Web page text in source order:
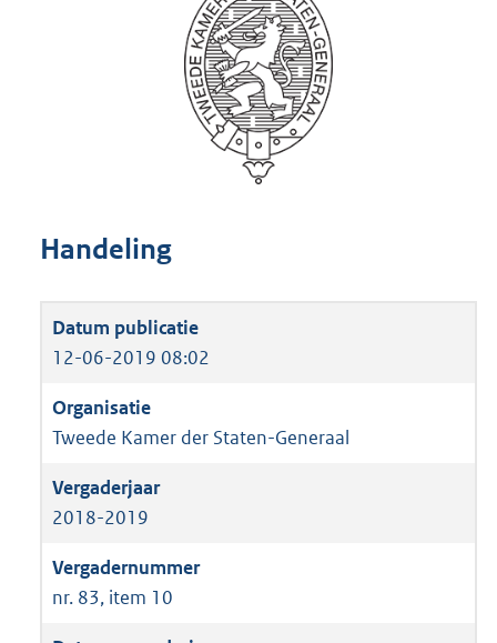
Handeling
12-06-2019 08:02
Tweede Kamer der Staten-Generaal
2018-2019
nr. 83, item 10